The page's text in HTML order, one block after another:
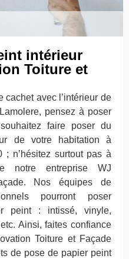
intérieur
Toiture et
cachet avec l’intérieur de
pensez à poser
faire poser du
de votre habitation à
; n’hésitez surtout pas à
notre entreprise WJ
Nos équipes de
pourront poser
peint : intissé, vinyle,
Ainsi, faites confiance
Toiture et Façade
de pose de papier peint